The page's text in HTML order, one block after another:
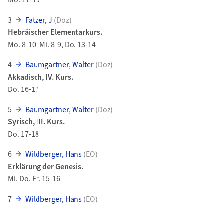
3
Fatzer, J (Doz)
Hebräischer Elementarkurs.
Mo. 8-10, Mi. 8-9, Do. 13-14
4
Baumgartner, Walter(Doz)
Akkadisch, IV. Kurs.
Do. 16-17
5
Baumgartner, Walter(Doz)
Syrisch, III. Kurs.
Do. 17-18
6
Wildberger, Hans(EO)
Erklärung der Genesis.
Mi. Do. Fr. 15-16
7
Wildberger, Hans(EO)